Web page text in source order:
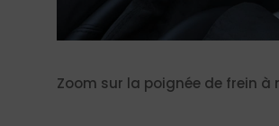
Zoom sur la poignée de frein à